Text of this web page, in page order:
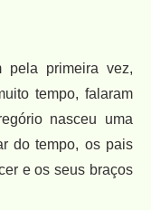
pela primeira vez,
tempo, falaram
nasceu uma
do tempo, os pais
e os seus braços